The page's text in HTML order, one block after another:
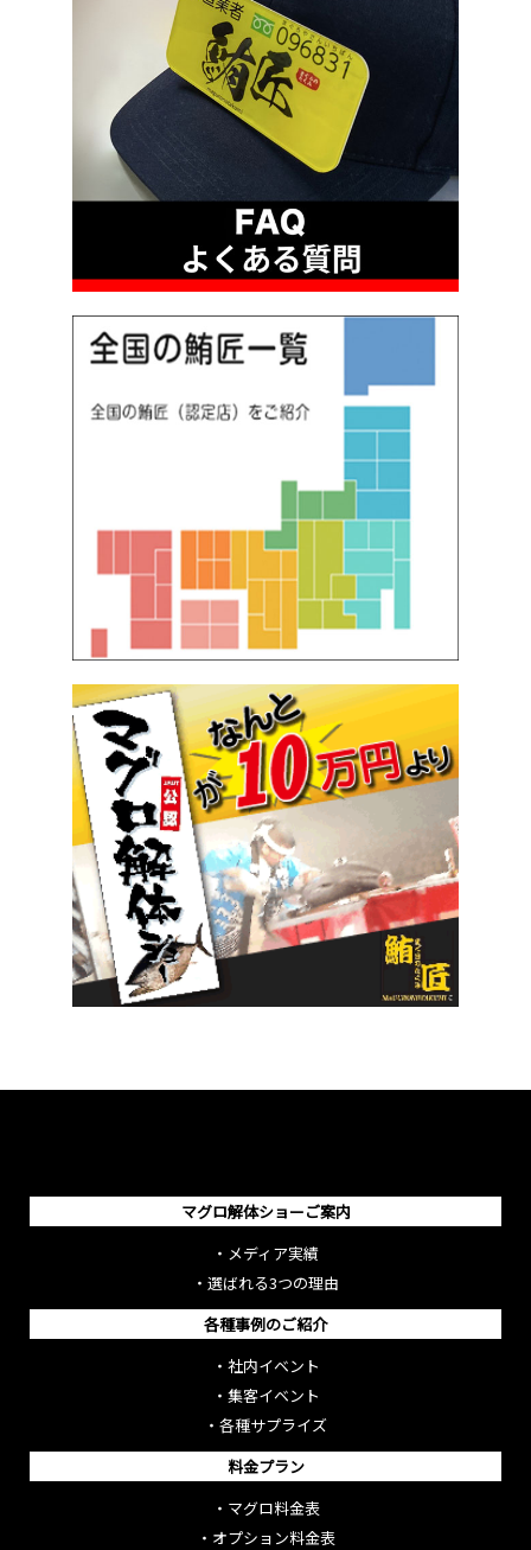
マグロ解体ショーご案内
・ メディア実績
・ 選ばれる3つの理由
各種事例のご紹介
・ 社内イベント
・ 集客イベント
・ 各種サプライズ
料金プラン
・ マグロ料金表
・ オプション料金表